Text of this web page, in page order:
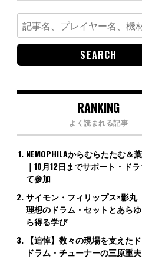
Search
for:
RANKING
よく読まれる記事
NEMOPHILAからむらたたむ＆
｜10月12日までサポート・ド
て参加
サイモン・フィリップス×影丸
理想のドラム・セットとあら
ら得る学び
【追悼】数々の現場を支えた
ドラム・チューナーの三原重